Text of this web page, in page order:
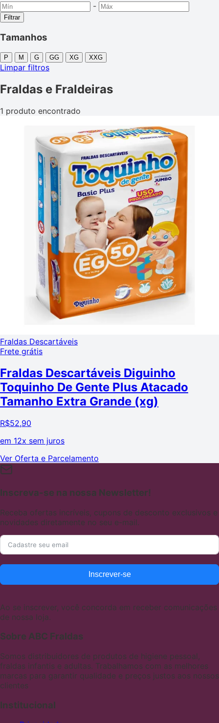
-
Filtrar
Tamanhos
P M G GG XG XXG
Limpar filtros
Fraldas e Fraldeiras
1 produto encontrado
Fraldas Descartáveis
Frete grátis
Fraldas Descartáveis Diguinho
Toquinho De Gente Plus Atacado
Tamanho Extra Grande (xg)
R$52,90
em 12x sem juros
Ver Oferta e Parcelamento
Inscreva-se na nossa Newsletter!
Receba ofertas incríveis, cupons de desconto exclusivos e
novidades diretamente no seu e-mail.
Inscrever-se
Ao se inscrever, você concorda em receber comunicações
de nossa loja.
Sobre ABC Fraldas
Somos distribuidores de produtos de higiene pessoal,
fraldas infantis e adultas. Trabalhamos com as melhores
marcas para garantir qualidade e preços justos aos nossos
clientes
Institucional